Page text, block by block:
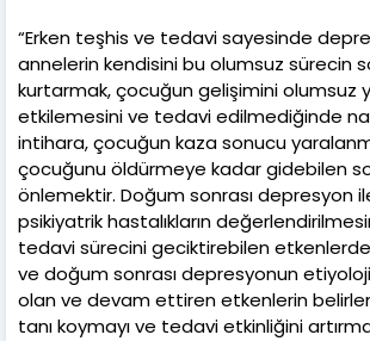
“Erken teşhis ve tedavi sayesinde
annelerin kendisini bu olumsuz sürecin
kurtarmak, çocuğun gelişimini olumsuz
etkilemesini ve tedavi edilmediğinde
intihara, çocuğun kaza sonucu
çocuğunu öldürmeye kadar gidebilen
önlemektir. Doğum sonrası depresyon
psikiyatrik hastalıkların
tedavi sürecini geciktirebilen
ve doğum sonrası depresyonun
olan ve devam ettiren etkenlerin
tanı koymayı ve tedavi etkinliğini